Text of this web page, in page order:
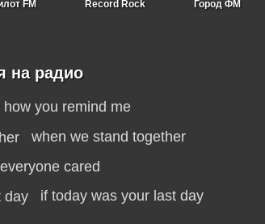
FM Record Rock Город ФМ
на радио
how you remind me
when we stand together
cared
if today was your last day